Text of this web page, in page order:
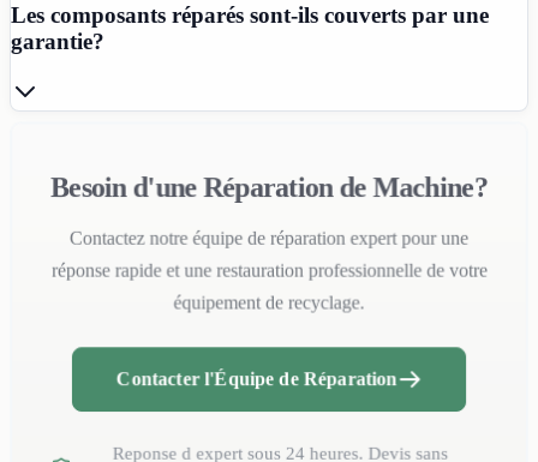
Les composants réparés sont-ils couverts par une
garantie?
Besoin d'une Réparation de Machine?
Contactez notre équipe de réparation expert pour une
réponse rapide et une restauration professionnelle de votre
équipement de recyclage.
Contacter l'Équipe de Réparation
Reponse d expert sous 24 heures. Devis sans